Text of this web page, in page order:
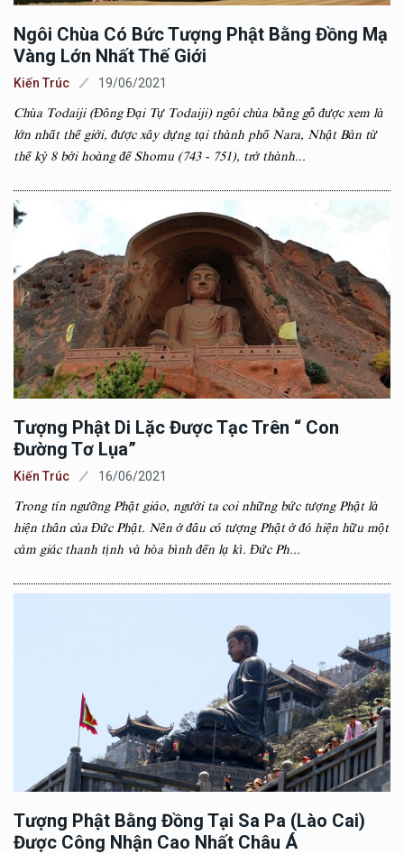
Ngôi Chùa Có Bức Tượng Phật Bằng Đồng Mạ
Vàng Lớn Nhất Thế Giới
Kiến Trúc 19/06/2021
Chùa Todaiji (Đông Đại Tự Todaiji) ngôi chùa bằng gỗ được xem là
lớn nhất thế giới, được xây dựng tại thành phố Nara, Nhật Bản từ
thế kỷ 8 bởi hoàng đế Shomu (743 - 751), trở thành...
Tượng Phật Di Lặc Được Tạc Trên “ Con
Đường Tơ Lụa”
Kiến Trúc 16/06/2021
Trong tín ngưỡng Phật giáo, người ta coi những bức tượng Phật là
hiện thân của Đức Phật. Nên ở đâu có tượng Phật ở đó hiện hữu một
cảm giác thanh tịnh và hòa bình đến lạ kì. Đức Ph...
Tượng Phật Bằng Đồng Tại Sa Pa (Lào Cai)
Được Công Nhận Cao Nhất Châu Á